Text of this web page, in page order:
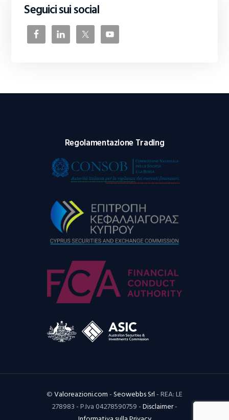
Seguici sui social
Regolamentazione Trading
©Valoreazioni.com-Seowebbs Srl- REA: LE
278983 - P.Iva 04278590759 -Disclaimer-